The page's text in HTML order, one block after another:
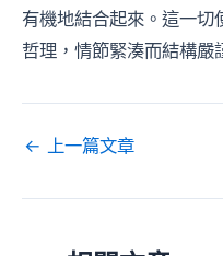
有機地結合起來。這一切
哲理，情節緊湊而結構嚴
← 上一篇文章